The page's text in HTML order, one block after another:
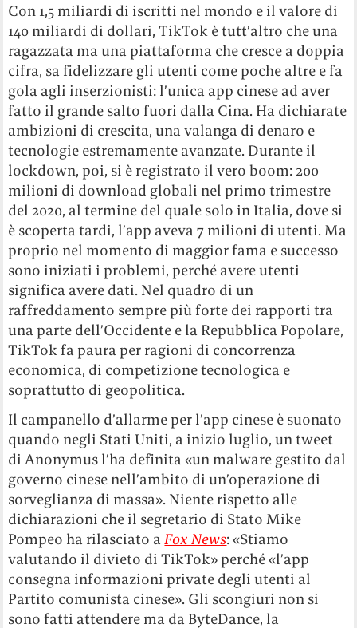
Con 1,5 miliardi di iscritti nel mondo e il valore di
140 miliardi di dollari, TikTok è tutt’altro che una
ragazzata ma una piattaforma che cresce a doppia
cifra, sa fidelizzare gli utenti come poche altre e fa
gola agli inserzionisti: l’unica app cinese ad aver
fatto il grande salto fuori dalla Cina. Ha dichiarate
ambizioni di crescita, una valanga di denaro e
tecnologie estremamente avanzate. Durante il
lockdown, poi, si è registrato il vero boom: 200
milioni di download globali nel primo trimestre
del 2020, al termine del quale solo in Italia, dove si
è scoperta tardi, l’app aveva 7 milioni di utenti. Ma
proprio nel momento di maggior fama e successo
sono iniziati i problemi, perché avere utenti
significa avere dati. Nel quadro di un
raffreddamento sempre più forte dei rapporti tra
una parte dell’Occidente e la Repubblica Popolare,
TikTok fa paura per ragioni di concorrenza
economica, di competizione tecnologica e
soprattutto di geopolitica.
Il campanello d’allarme per l’app cinese è suonato
quando negli Stati Uniti, a inizio luglio, un tweet
di Anonymus l’ha definita «un malware gestito dal
governo cinese nell’ambito di un’operazione di
sorveglianza di massa». Niente rispetto alle
dichiarazioni che il segretario di Stato Mike
Pompeo ha rilasciato a Fox News: «Stiamo
valutando il divieto di TikTok» perché «l’app
consegna informazioni private degli utenti al
Partito comunista cinese». Gli scongiuri non si
sono fatti attendere ma da ByteDance, la